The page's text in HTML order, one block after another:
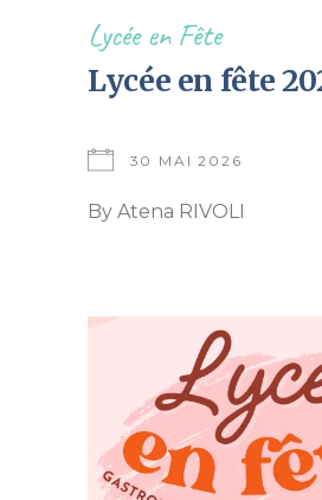
Lycée en Fête
Lycée en fête
30 MAI 2026
By Atena RIVOLI